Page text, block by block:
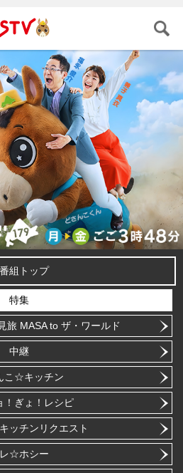
Ｖ札
レビ
番組トップ
特集
旅 MASA to ザ・ワールド
中継
こ☆キッチン
！ぎょ！レシピ
ッチンリクエスト
☆ホシー